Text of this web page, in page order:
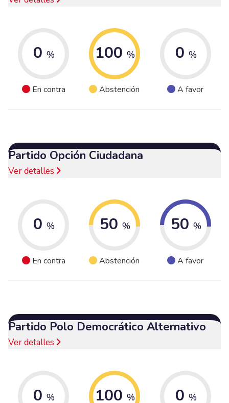
0 %
En contra
100 %
Abstención
0 %
A favor
Partido Opción Ciudadana
Ver detalles
0 %
En contra
50 %
Abstención
50 %
A favor
Partido Polo Democrático Alternativo
Ver detalles
0 % 100 % 0 %